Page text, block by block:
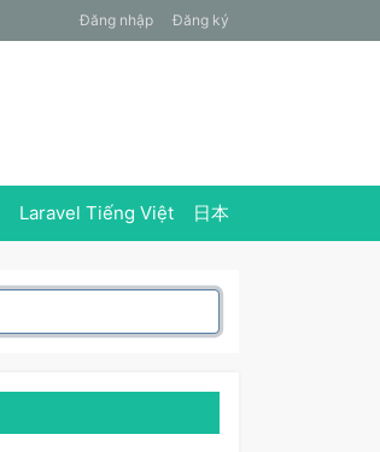
Đăng nhập Đăng ký
Laravel Tiếng Việt 日本